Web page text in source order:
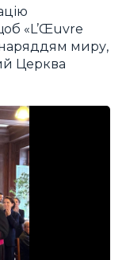
«L’Œuvre
миру,
Церква